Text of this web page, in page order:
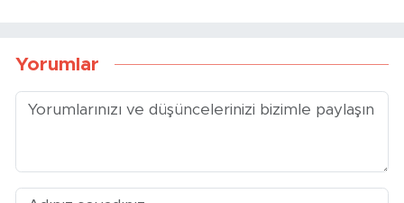
Yorumlar